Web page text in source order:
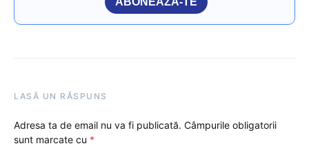
LASĂ UN RĂSPUNS
Adresa ta de email nu va fi publicată. Câmpurile obligatorii
sunt marcate cu *